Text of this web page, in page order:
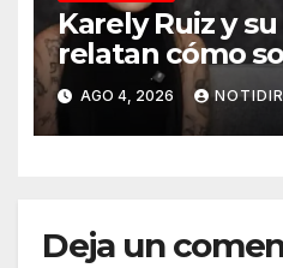
Karely Ruiz y
relatan cómo
violento asalto
Nuevo León
AGO 4, 2026
Deja un